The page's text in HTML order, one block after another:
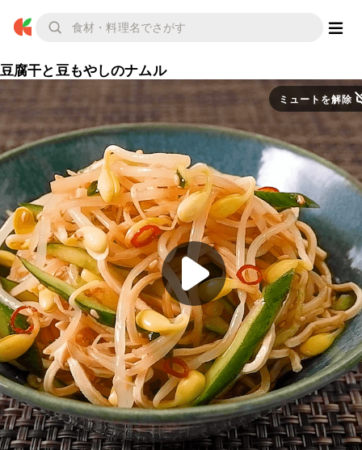
豆腐干と豆もやしのナムル
ミュートを解除